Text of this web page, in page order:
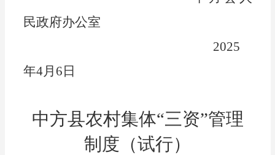
民政府办公室
2025
年4月 6 日
中方县农村集体“三资”管理
制度 （试行）